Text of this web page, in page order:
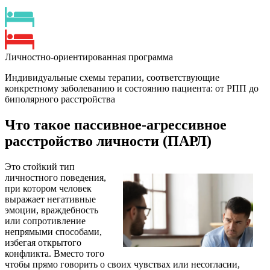
Личностно-ориентированная программа
Индивидуальные схемы терапии, соответствующие
конкретному заболеванию и состоянию пациента: от РПП до
биполярного расстройства
Что такое пассивное-агрессивное
расстройство личности (ПАРЛ)
Это стойкий тип
личностного поведения,
при котором человек
выражает негативные
эмоции, враждебность
или сопротивление
непрямыми способами,
избегая открытого
конфликта. Вместо того
чтобы прямо говорить о своих чувствах или несогласии,